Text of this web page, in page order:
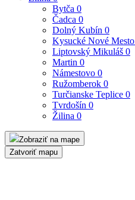
Bytča 0
Čadca 0
Dolný Kubín 0
Kysucké Nové Mesto
Liptovský Mikuláš 0
Martin 0
Námestovo 0
Ružomberok 0
Turčianske Teplice 0
Tvrdošín 0
Žilina 0
Zobraziť na mape
Zatvoriť mapu